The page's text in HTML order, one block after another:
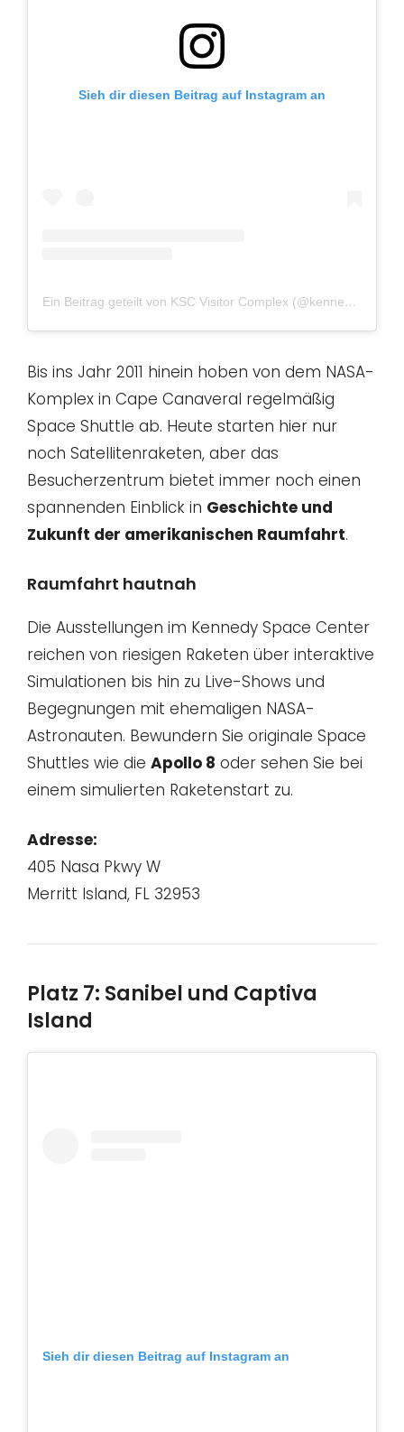
Sieh dir diesen Beitrag auf Instagram an
Ein Beitrag geteilt von KSC Visitor Complex (@kennedyspacecenter)
Bis ins Jahr 2011 hinein hoben von dem NASA-
Komplex in Cape Canaveral regelmäßig
Space Shuttle ab. Heute starten hier nur
noch Satellitenraketen, aber das
Besucherzentrum bietet immer noch einen
spannenden Einblick in Geschichte und
Zukunft der amerikanischen Raumfahrt.
Raumfahrt hautnah
Die Ausstellungen im Kennedy Space Center
reichen von riesigen Raketen über interaktive
Simulationen bis hin zu Live-Shows und
Begegnungen mit ehemaligen NASA-
Astronauten. Bewundern Sie originale Space
Shuttles wie die Apollo 8 oder sehen Sie bei
einem simulierten Raketenstart zu.
Adresse:
405 Nasa Pkwy W
Merritt Island, FL 32953
Platz 7: Sanibel und Captiva
Island
Sieh dir diesen Beitrag auf Instagram an